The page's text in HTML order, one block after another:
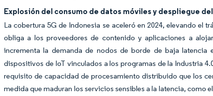
Explosión del consumo de datos móviles y despliegue
La cobertura 5G de Indonesia se aceleró en 2024, elevando el
obliga a los proveedores de contenido y aplicaciones a
incrementa la demanda de nodos de borde de baja latencia
dispositivos de IoT vinculados a los programas de la Industria
requisito de capacidad de procesamiento distribuido que los
medida que maduran los servicios sensibles a la latencia,